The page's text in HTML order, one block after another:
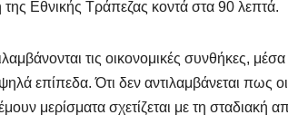
της Εθνικής Τράπεζας κοντά στα 90 λεπτά.
τις οικονομικές συνθήκες,
επίπεδα. Ότι δεν αντιλαμβάνεται πως
μερίσματα σχετίζεται με τη